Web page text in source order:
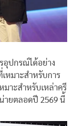
อุปกรณ์ได้อย่าง
หมาะสำหรับการ
าะสำหรับเหล่าครี
ายตลอดปี 2569 นี้